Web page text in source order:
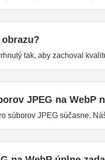
tak, aby zachoval
JPEG na WebP
súborov JPEG súčasne.